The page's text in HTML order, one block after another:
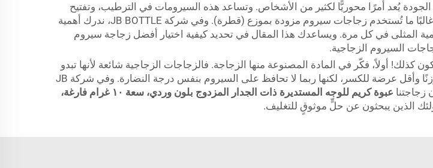
الجودة يُعد أمرًا محوريًّا لكثير من الأشخاص. وتساعد هذه السيرومات في الترطيب، وتفتيح
البشرة، والحد من ظهور الخطوط الدقيقة والتجاعيد. ولتخزين هذه السيرومات، غالبًا ما تُستخدم زجاجات سيروم مزودة بموزع (قطرة). وفي شركة JB BOTTLE، ندرك أهمية
المثلى في كل مرة. ويساعدك هذا المقال في تحديد كيفية اختيار أفضل زجاجة سيروم
السيروم الزجاجية.
كذلك! أولاً، فكّر في المادة المصنوعة منها الزجاجة. فالزجاجات الزجاجية شائعة لأنها تبدو
أنيقة وتحمي السيروم من التعرض للضوء. أما الزجاجات البلاستيكية فهي أخف وزنًا وأقل عرضة للكسر، لكنها ربما لا تحافظ على السيروم بنفس درجة النضارة. وفي شركة JB
عبوة كريم للوجه المستديرة ذات الجدار المزدوج بلون وردي، سعة ١٠ غرام فارغة،
الذين يبحثون عن حلٍّ موثوقٍ للتغليف.